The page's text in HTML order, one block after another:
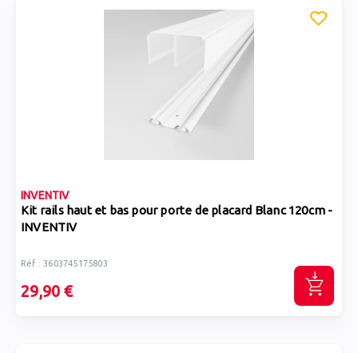
INVENTIV
Kit rails haut et bas pour porte de placard Blanc 120cm -
INVENTIV
Réf : 3603745175803
29,90 €